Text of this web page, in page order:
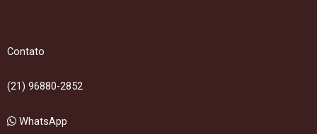
Contato
(21) 96880-2852
WhatsApp